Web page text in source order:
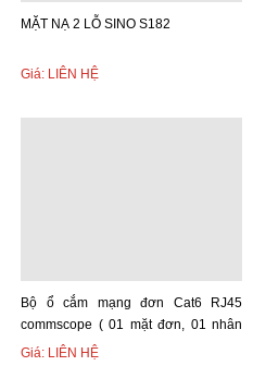
MẶT NẠ 2 LỖ SINO S182
Giá: LIÊN HỆ
Bộ ổ cắm mạng đơn Cat6 RJ45
commscope ( 01 mặt đơn, 01 nhân
CAT6, 01 đế)
Giá: LIÊN HỆ